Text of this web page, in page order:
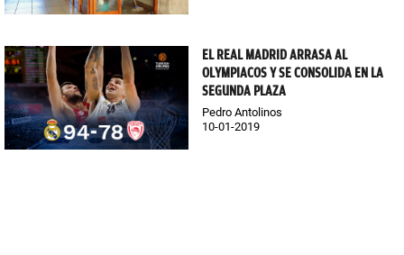
EL REAL MADRID ARRASA AL
OLYMPIACOS Y SE CONSOLIDA EN LA
SEGUNDA PLAZA
Pedro Antolinos
10-01-2019